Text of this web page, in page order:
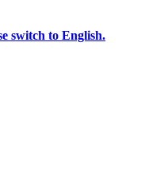
switch to English.